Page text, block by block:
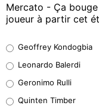
Mercato - Ça
joueur à partir cet
38%
32%
Geoffrey Kondogbia
Leonardo Balerdi
Geronimo Rulli
Quinten Timber